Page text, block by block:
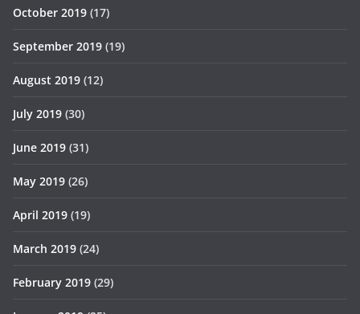
October 2019 (17)
September 2019 (19)
August 2019 (12)
July 2019 (30)
June 2019 (31)
May 2019 (26)
April 2019 (19)
March 2019 (24)
February 2019 (29)